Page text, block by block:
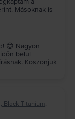
Másoknak is
😊 Nagyon
belül
Köszönjük
Black Titanium,